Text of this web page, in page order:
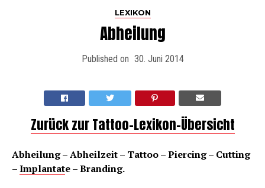
LEXIKON
Abheilung
Published on 30. Juni 2014
Zurück zur Tattoo-Lexikon-Übersicht
Abheilung – Abheilzeit – Tattoo – Piercing – Cutting
–Implantate – Branding.